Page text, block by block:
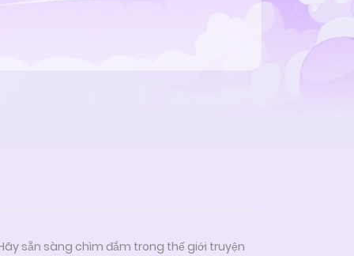
sẵn sàng chìm đắm trong thế giới truyện